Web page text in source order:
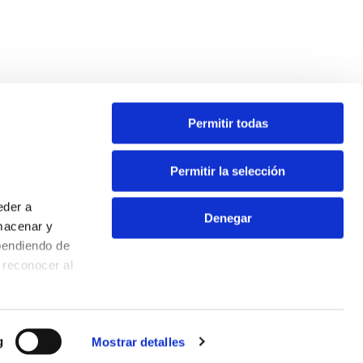
a
y
de
al
o
Mostrar detalles
Permitir todas
Permitir la selección
Denegar